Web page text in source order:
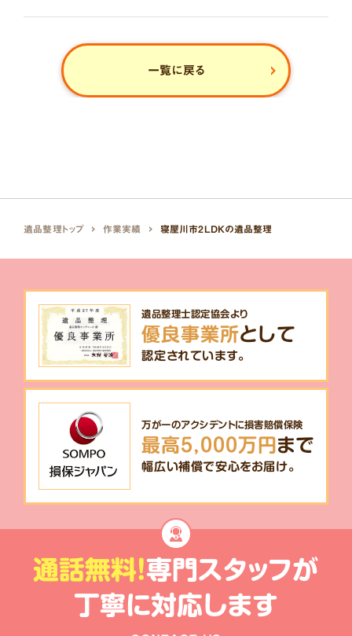
一覧に戻る
遺品整理トップ 作業実績 寝屋川市2LDKの遺品整理
遺品整理士認定協会より
優良事業所として
認定されています。
万が一のアクシデントに損害賠償保険
最高5,000万円まで
幅広い補償で安心をお届け。
通話無料!専門スタッフが
丁寧に対応します